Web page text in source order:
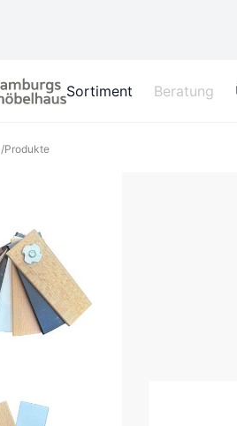
Sortiment Beratung
/Produkte